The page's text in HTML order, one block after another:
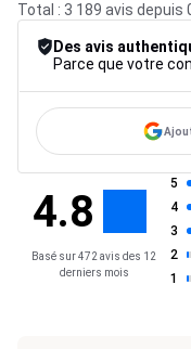
Total : 3 189 avis depuis
Des avis
4.8
Basé sur 472 avis des 12
derniers mois
5
4
3
2
1